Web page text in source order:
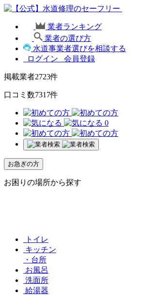
業者ランキング
業者の選び方
水道事業者選びを相談する
ログイン
会員登録
掲載業者2723件
口コミ数7317件
0
お急ぎの方
お困りの場所から探す
トイレ
キッチン
・台所
お風呂
洗面所
給湯器